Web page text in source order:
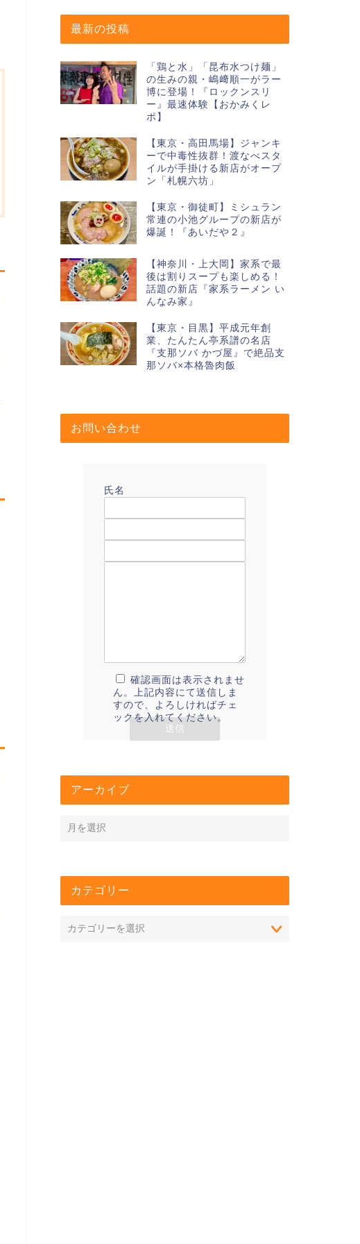
最新の投稿
「鶏と水」「昆布水つけ麺」
の生みの親・嶋﨑順一がラー
博に登場！『ロックンスリ
ー』最速体験【おかみくレ
ポ】
【東京・高田馬場】ジャンキ
ーで中毒性抜群！渡なべスタ
イルが手掛ける新店がオープ
ン「札幌六坊」
【東京・御徒町】ミシュラン
常連の小池グループの新店が
爆誕！『あいだや２』
【神奈川・上大岡】家系で最
後は割りスープも楽しめる！
話題の新店『家系ラーメン い
んなみ家』
【東京・目黒】平成元年創
業、たんたん亭系譜の名店
『支那ソバ かづ屋』で絶品支
那ソバ×本格魯肉飯
お問い合わせ
氏名
確認画面は表示されませ
ん。上記内容にて送信しま
すので、よろしければチェ
ックを入れてください。
アーカイブ
カテゴリー